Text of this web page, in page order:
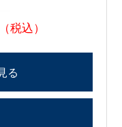
税込）
る